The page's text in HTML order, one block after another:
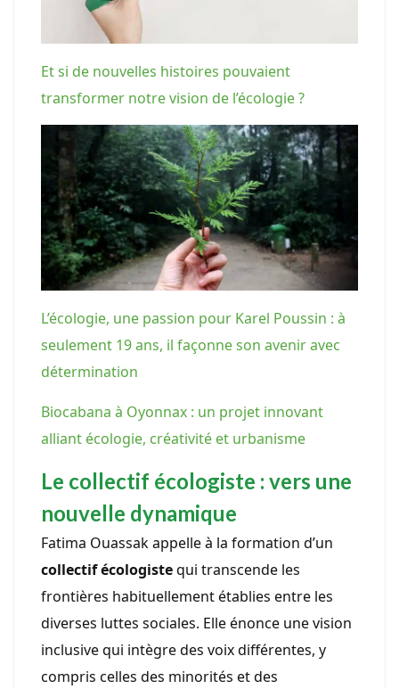
Et si de nouvelles histoires pouvaient
transformer notre vision de l’écologie ?
L’écologie, une passion pour Karel Poussin : à
seulement 19 ans, il façonne son avenir avec
détermination
Biocabana à Oyonnax : un projet innovant
alliant écologie, créativité et urbanisme
Le collectif écologiste : vers une
nouvelle dynamique
Fatima Ouassak appelle à la formation d’un
collectif écologistequi transcende les
frontières habituellement établies entre les
diverses luttes sociales. Elle énonce une vision
inclusive qui intègre des voix différentes, y
compris celles des minorités et des